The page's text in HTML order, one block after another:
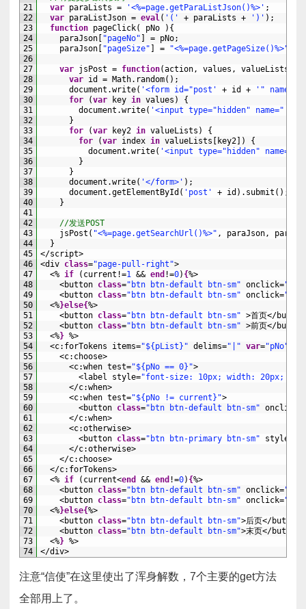
21
22
23
24
25
26
27
28
29
30
31
32
33
34
35
36
37
38
39
40
41
42
43
44
45
46
47
48
49
50
51
52
53
54
55
56
57
58
59
60
61
62
63
64
65
66
67
68
69
70
71
72
73
74
var paraLists = '<%=page.getParaListJson()%>' ;
var paraListJson = eval( '(' + paraLists + ')' ) ;
function pageClick( pNo ) {
paraJson
"pageNo" = pNo;
paraJson
"pageSize" = "<%=page.getPageSize()%>"
var jsPost = function(action, values , valueLists
var id = Math. random( ) ;
document .write( '<form id="post' + id +
'"
for
(var key in values )
{
document .write( '<input type="hidden" name="'
}
for
(var key2 in valueLists )
{
for
(var index in valueLists key2 )
{
document .write( '<input type="hidden" name="'
}
}
document .write( '</form>' ) ;
document .getElementById ( 'post' + id ) . submit ( ) ;
}
//发送POST
jsPost ( "<%=page.getSearchUrl()%>" , paraJson,
}
</script>
<div class="page-pull-right">
<% if ( current !=1 && end !=0) {%>
<button class="btn btn-default btn-sm" onclick=
<button class="btn btn-default btn-sm" onclick=
<%}else{%>
<button class="btn btn-default btn-sm" >首页</button
<button class="btn btn-default btn-sm" >前页</button
<%} %>
<c: forTokens items="${pList}" delims="|" var="pNo"
<c: choose>
<c:when test="${pNo == 0}">
<label style="font-size: 10px; width: 20px;
</c:when>
<c:when test="${pNo != current}">
<button class="btn btn-default btn-sm" onclick
</c:when>
<c:otherwise>
<button class="btn btn-primary btn-sm" style
</c:otherwise>
</c: choose>
</c: forTokens>
<% if ( current<end && end !=0) {%>
<button class="btn btn-default btn-sm" onclick=
<button class="btn btn-default btn-sm" onclick=
<%}else{%>
<button class="btn btn-default btn-sm">后页</button
<button class="btn btn-default btn-sm">末页</button
<%} %>
</div>
注意“信使”在这里使出了浑身解数，7个主要的get方法
全部用上了。